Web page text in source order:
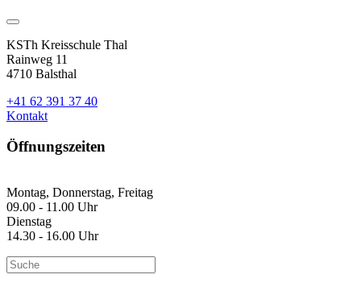
KSTh Kreisschule Thal
Rainweg 11
4710 Balsthal
+41 62 391 37 40
Kontakt
Öffnungszeiten
Montag, Donnerstag, Freitag
09.00 - 11.00 Uhr
Dienstag
14.30 - 16.00 Uhr